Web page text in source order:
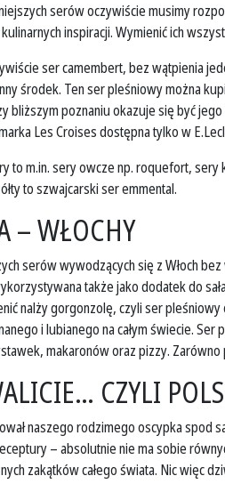
serów oczywiście musimy
inspiracji. Wymienić ich
ser camembert, bez wątpienia
środek. Ten ser pleśniowy można
bliższym poznaniu okazuje się być
Les Croises dostępna tylko w
to m.in. sery owcze np. roquefort,
to szwajcarski ser emmental.
– WŁOCHY
serów wywodzących się z Włoch
także jako dodatek do
nalży gorgonzolę, czyli ser
i lubianego na całym świecie.
makaronów oraz pizzy.
CZYLI
naszego rodzimego oscypka
– absolutnie nie ma sobie
zakątków całego świata. Nic więc